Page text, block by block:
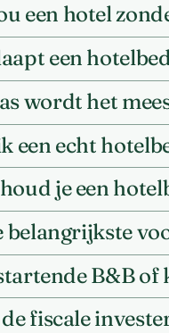
een hotel
een
wordt het
een echt
je een
belangrijkste
B&B of
fiscale